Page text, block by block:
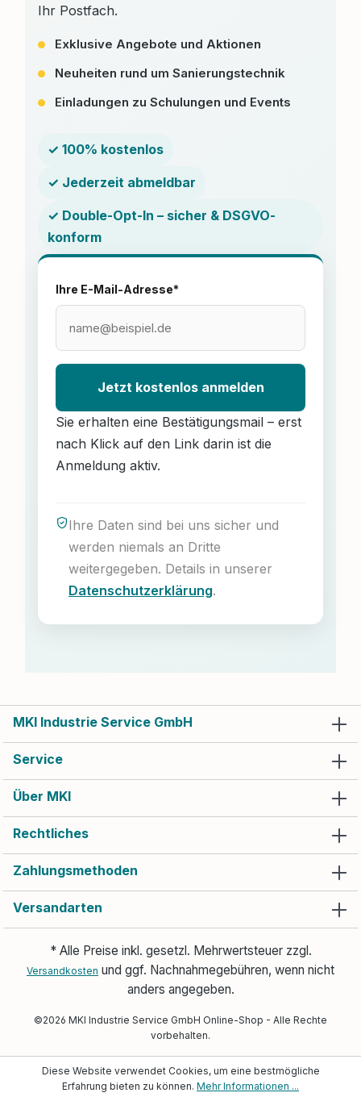
Ihr Postfach.
Exklusive Angebote und Aktionen
Neuheiten rund um Sanierungstechnik
Einladungen zu Schulungen und Events
✓ 100% kostenlos
✓ Jederzeit abmeldbar
✓ Double-Opt-In – sicher & DSGVO-
konform
Ihre E-Mail-Adresse*
Jetzt kostenlos anmelden
Sie erhalten eine Bestätigungsmail – erst
nach Klick auf den Link darin ist die
Anmeldung aktiv.
Ihre Daten sind bei uns sicher und
werden niemals an Dritte
weitergegeben. Details in unserer
Datenschutzerklärung.
MKI Industrie Service GmbH
Service
Über MKI
Rechtliches
Zahlungsmethoden
Versandarten
* Alle Preise inkl. gesetzl. Mehrwertsteuer zzgl.
Versandkosten und ggf. Nachnahmegebühren, wenn nicht
anders angegeben.
©2026 MKI Industrie Service GmbH Online-Shop - Alle Rechte
vorbehalten.
Diese Website verwendet Cookies, um eine bestmögliche
Erfahrung bieten zu können. Mehr Informationen ...